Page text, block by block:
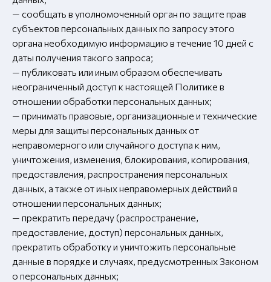
— сообщать в уполномоченный орган по защите прав
субъектов персональных данных по запросу этого
органа необходимую информацию в течение 10 дней с
даты получения такого запроса;
— публиковать или иным образом обеспечивать
неограниченный доступ к настоящей Политике в
отношении обработки персональных данных;
— принимать правовые, организационные и технические
меры для защиты персональных данных от
неправомерного или случайного доступа к ним,
уничтожения, изменения, блокирования, копирования,
предоставления, распространения персональных
данных, а также от иных неправомерных действий в
отношении персональных данных;
— прекратить передачу (распространение,
предоставление, доступ) персональных данных,
прекратить обработку и уничтожить персональные
данные в порядке и случаях, предусмотренных Законом
о персональных данных;